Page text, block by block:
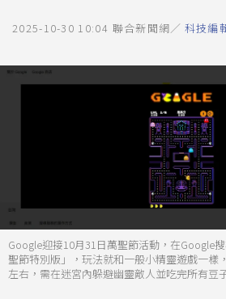
2025-10-30 10:04 聯合新聞網／ 科技編
Google迎接10月31日萬聖節活動，在Google
聖節特別版」，玩法就和一般小精靈遊戲一樣
左右，需在迷宮內躲避幽靈敵人並吃完所有豆